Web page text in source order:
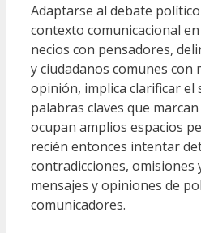
Adaptarse al debate
contexto comunicacional
necios con pensadores,
y ciudadanos comunes con
opinión, implica clarificar el
palabras claves que
ocupan amplios espacios
recién entonces intentar
contradicciones, omisiones
mensajes y opiniones de
comunicadores.